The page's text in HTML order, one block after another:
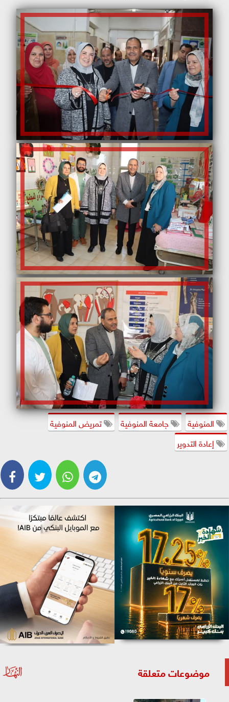
المنوفية جامعة المنوفية
تمريض المنوفية
إعادة التدوير
موضوعات متعلقة